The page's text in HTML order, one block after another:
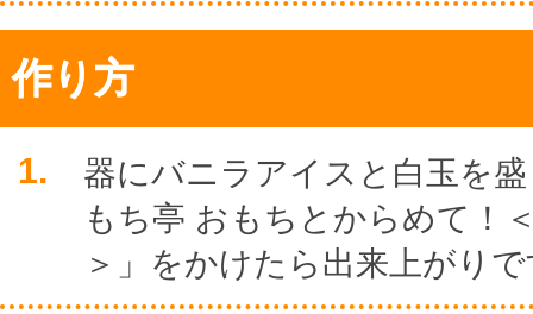
作り方
1.
器にバニラアイスと白玉を
もち亭 おもちとからめて！
＞」をかけたら出来上がり